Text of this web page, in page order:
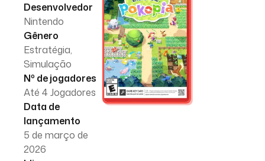
Desenvolvedor
Nintendo
Gênero
Estratégia,
Simulação
Nº de jogadores
Até 4 Jogadores
Data de
lançamento
5 de março de
2026